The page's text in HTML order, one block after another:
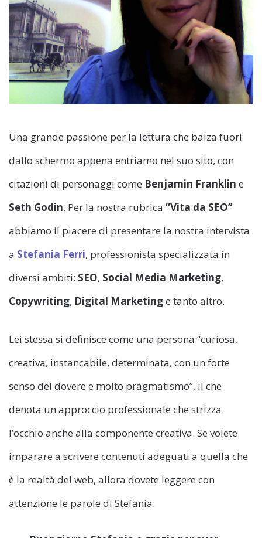
Una grande passione per la lettura che balza fuori
dallo schermo appena entriamo nel suo sito, con
citazioni di personaggi come Benjamin Franklin e
Seth Godin. Per la nostra rubrica “Vita da SEO”
abbiamo il piacere di presentare la nostra intervista
a Stefania Ferri, professionista specializzata in
diversi ambiti: SEO, Social Media Marketing,
Copywriting, Digital Marketinge tanto altro.
Lei stessa si definisce come una persona “curiosa,
creativa, instancabile, determinata, con un forte
senso del dovere e molto pragmatismo”, il che
denota un approccio professionale che strizza
l’occhio anche alla componente creativa. Se volete
imparare a scrivere contenuti adeguati a quella che
è la realtà del web, allora dovete leggere con
attenzione le parole di Stefania.